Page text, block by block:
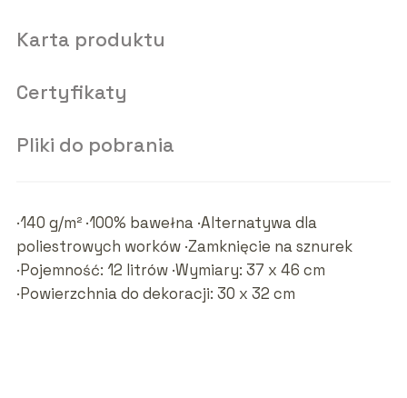
Karta produktu
Certyfikaty
Pliki do pobrania
·140 g/m² ·100% bawełna ·Alternatywa dla
poliestrowych worków ·Zamknięcie na sznurek
·Pojemność: 12 litrów ·Wymiary: 37 x 46 cm
·Powierzchnia do dekoracji: 30 x 32 cm